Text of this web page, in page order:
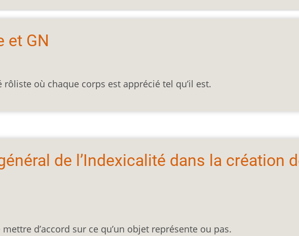
et GN
où chaque corps est apprécié tel qu’il est.
de l’Indexicalité dans la création
d’accord sur ce qu’un objet représente ou pas.